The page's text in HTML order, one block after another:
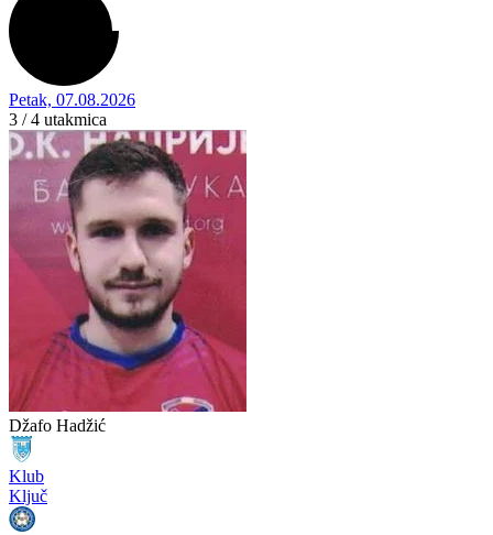
Petak, 07.08.2026
3 / 4 utakmica
Džafo Hadžić
Klub
Ključ